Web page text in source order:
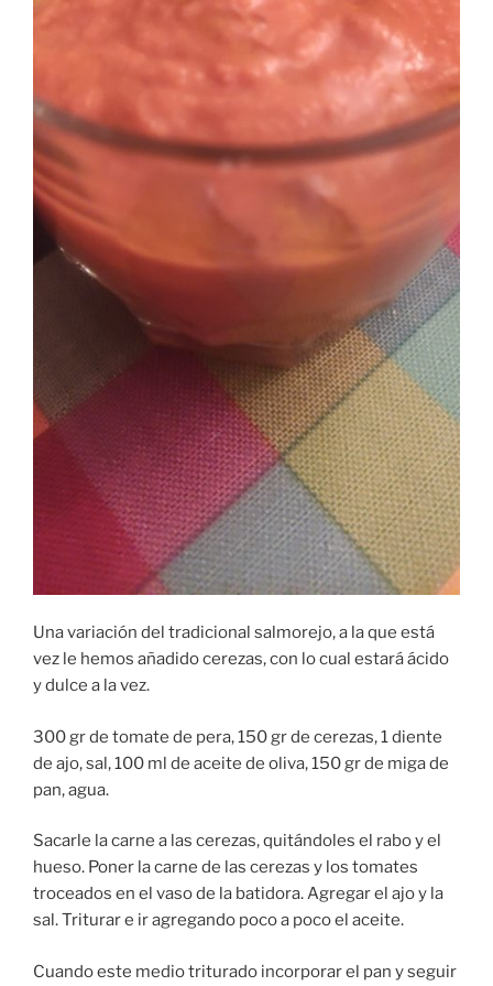
Una variación del tradicional salmorejo, a la que está
vez le hemos añadido cerezas, con lo cual estará ácido
y dulce a la vez.
300 gr de tomate de pera, 150 gr de cerezas, 1 diente
de ajo, sal, 100 ml de aceite de oliva, 150 gr de miga de
pan, agua.
Sacarle la carne a las cerezas, quitándoles el rabo y el
hueso. Poner la carne de las cerezas y los tomates
troceados en el vaso de la batidora. Agregar el ajo y la
sal. Triturar e ir agregando poco a poco el aceite.
Cuando este medio triturado incorporar el pan y seguir